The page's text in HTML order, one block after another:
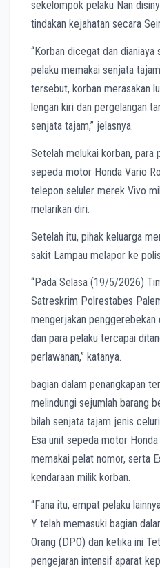
sekelompok pelaku Nan
tindakan kejahatan secara
“Korban dicegat dan
pelaku memakai senjata
tersebut, korban merasakan
lengan kiri dan pergelangan
senjata tajam,” jelasnya.
Setelah melukai korban, para
sepeda motor Honda Vario
telepon seluler merek Vivo
melarikan diri.
Setelah itu, pihak keluarga
sakit Lampau melapor ke
“Pada Selasa (19/5/2026)
Satreskrim Polrestabes
mengerjakan
dan para pelaku tercapai
perlawanan,” katanya.
bagian dalam penangkapan
melindungi sejumlah barang
bilah senjata tajam jenis
Esa unit sepeda motor
memakai pelat nomor, serta
kendaraan milik korban.
“Fana itu, empat pelaku
Y telah memasuki bagian
Orang (DPO) dan ketika ini
pengejaran intensif aparat